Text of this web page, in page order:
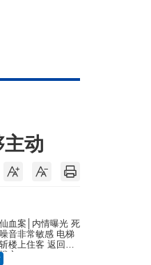
动
血案│内情曝光 死
音非常敏感 电梯
楼上住客 返回住
亡